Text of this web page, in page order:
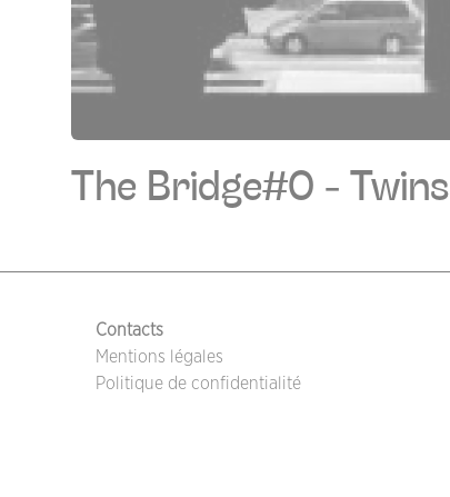
The Bridge#0 - Twins
PIED DE PAGE
Contacts
Mentions légales
Politique de confidentialité